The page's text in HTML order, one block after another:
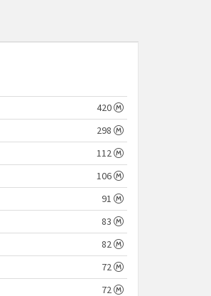
420
298
112
106
91
83
82
72
72